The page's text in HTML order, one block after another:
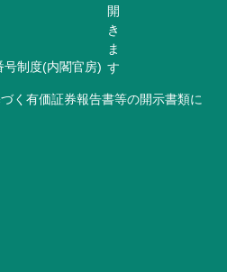
号制度(内閣官房)
く有価証券報告書等の開示書類に